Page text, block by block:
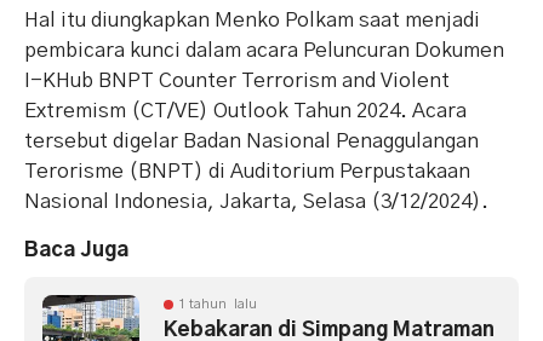
Hal itu diungkapkan Menko Polkam saat menjadi
pembicara kunci dalam acara Peluncuran Dokumen
I-KHub BNPT Counter Terrorism and Violent
Extremism (CT/VE) Outlook Tahun 2024. Acara
tersebut digelar Badan Nasional Penaggulangan
Terorisme (BNPT) di Auditorium Perpustakaan
Nasional Indonesia, Jakarta, Selasa (3/12/2024).
Baca Juga
1 tahun lalu
Kebakaran di Simpang Matraman